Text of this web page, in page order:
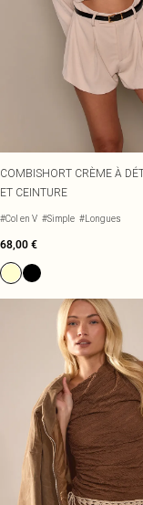
COMBISHORT CRÈME À
ET CEINTURE
#Col en V #Simple #Longues
68,00 €